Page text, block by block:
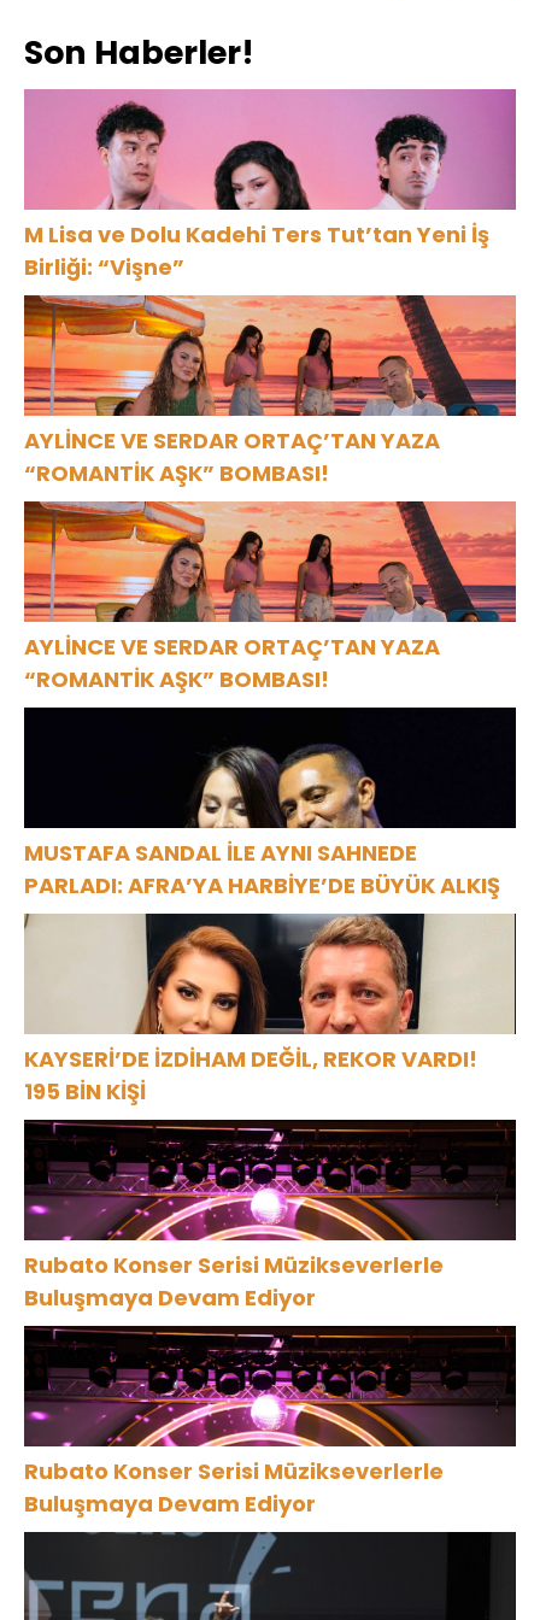
Son Haberler!
M Lisa ve Dolu Kadehi Ters Tut’tan Yeni İş
Birliği: “Vişne”
AYLİNCE VE SERDAR ORTAÇ’TAN YAZA
“ROMANTİK AŞK” BOMBASI!
AYLİNCE VE SERDAR ORTAÇ’TAN YAZA
“ROMANTİK AŞK” BOMBASI!
MUSTAFA SANDAL İLE AYNI SAHNEDE
PARLADI: AFRA’YA HARBİYE’DE BÜYÜK ALKIŞ
KAYSERİ’DE İZDİHAM DEĞİL, REKOR VARDI!
195 BİN KİŞİ
Rubato Konser Serisi Müzikseverlerle
Buluşmaya Devam Ediyor
Rubato Konser Serisi Müzikseverlerle
Buluşmaya Devam Ediyor